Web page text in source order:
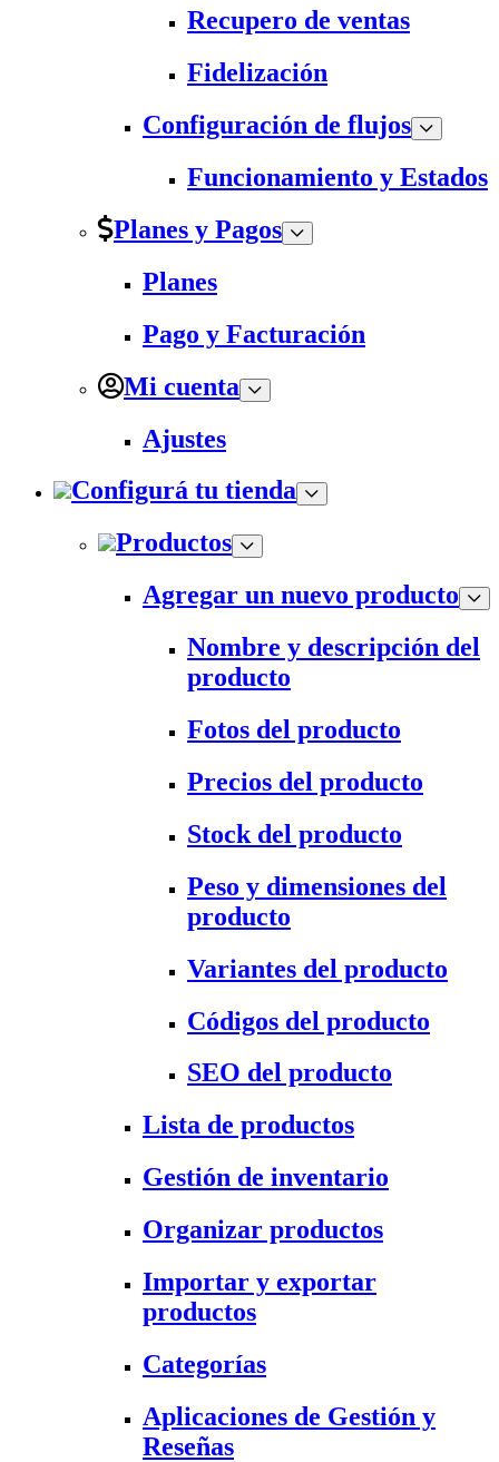
Recupero de ventas
Fidelización
Configuración de flujos
Funcionamiento y Estados
Planes y Pagos
Planes
Pago y Facturación
Mi cuenta
Ajustes
Configurá tu tienda
Productos
Agregar un nuevo producto
Nombre y descripción del
producto
Fotos del producto
Precios del producto
Stock del producto
Peso y dimensiones del
producto
Variantes del producto
Códigos del producto
SEO del producto
Lista de productos
Gestión de inventario
Organizar productos
Importar y exportar
productos
Categorías
Aplicaciones de Gestión y
Reseñas